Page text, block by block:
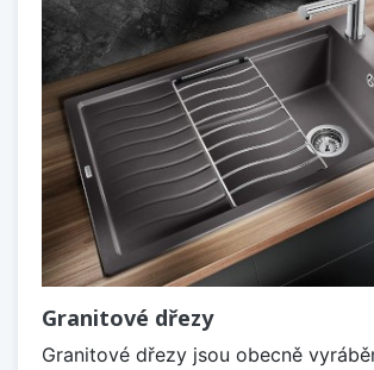
Granitové dřezy
Granitové dřezy jsou obecně